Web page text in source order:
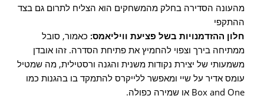
מהעונה הסדירה בחלק מהמשחקים הוא הצליח לתרום גם בצד
ההתקפי
חלון ההזדמנויות בשל פציעת וויליאמס: כאמור, סובל
ממתיחה בירך וצפוי להחמיץ את פתיחת הסדרה. זהו אובדן
משמעותי של יצירת נקודות משנית והגנה ורסטילית, מה שמטיל
עומס אדיר על שיי ומאפשר ללייקרס להתמקד בו בהגנות כמו
Box and One או שמירה כפולה.